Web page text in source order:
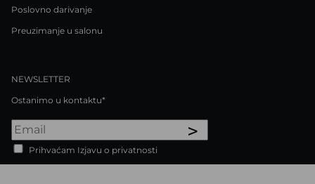
Poslovno darivanje
Preuzimanje u salonu
NEWSLETTER
Ostanimo u kontaktu*
>
Prihvaćam Izjavu o privatnosti